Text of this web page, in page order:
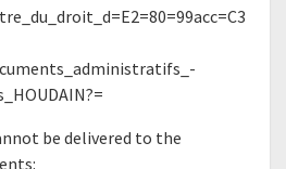
be delivered to the